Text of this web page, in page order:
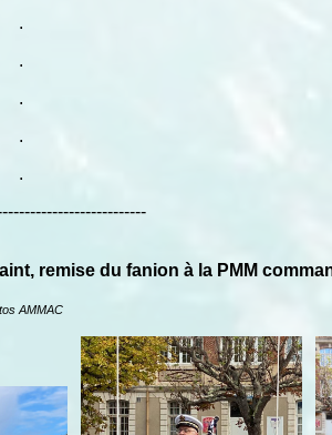
.
.
.
.
.
remise du fanion à la PMM
AMMAC